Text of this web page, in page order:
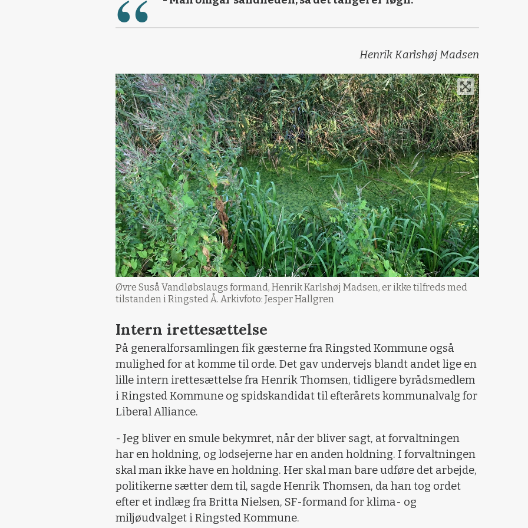
Henrik Karlshøj Madsen
Øvre Suså Vandløbslaugs formand, Henrik Karlshøj Madsen, er ikke tilfreds med
tilstanden i Ringsted Å. Arkivfoto: Jesper Hallgren
Intern irettesættelse
På generalforsamlingen fik gæsterne fra Ringsted Kommune også
mulighed for at komme til orde. Det gav undervejs blandt andet lige en
lille intern irettesættelse fra Henrik Thomsen, tidligere byrådsmedlem
i Ringsted Kommune og spidskandidat til efterårets kommunalvalg for
Liberal Alliance.
- Jeg bliver en smule bekymret, når der bliver sagt, at forvaltningen
har en holdning, og lodsejerne har en anden holdning. I forvaltningen
skal man ikke have en holdning. Her skal man bare udføre det arbejde,
politikerne sætter dem til, sagde Henrik Thomsen, da han tog ordet
efter et indlæg fra Britta Nielsen, SF-formand for klima- og
miljøudvalget i Ringsted Kommune.